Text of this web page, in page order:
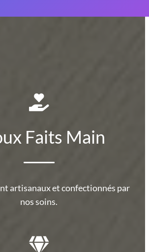
Faits Main
artisanaux et confectionnés par
nos soins.